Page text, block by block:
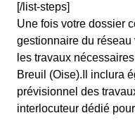
[/list-steps]
Une fois votre dossier
gestionnaire du
les travaux
Breuil (Oise).Il inclura
prévisionnel des
interlocuteur dédié